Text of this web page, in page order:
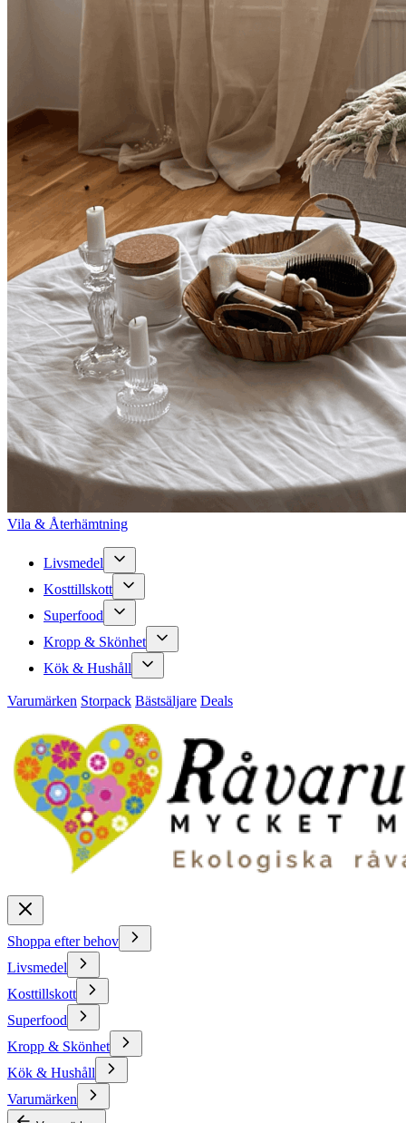
Vila & Återhämtning
Livsmedel
Kosttillskott
Superfood
Kropp & Skönhet
Kök & Hushåll
Varumärken Storpack Bästsäljare Deals
Shoppa efter behov
Livsmedel
Kosttillskott
Superfood
Kropp & Skönhet
Kök & Hushåll
Varumärken